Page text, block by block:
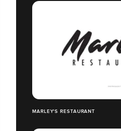
MARLEY'S RESTAURANT